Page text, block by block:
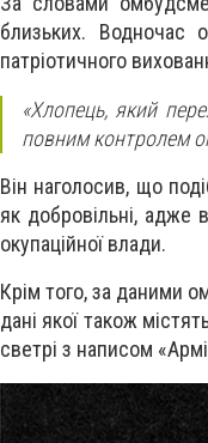
близьких. Водночас
патріотичного
«Хлопець, який
повним контролем
Він наголосив, що
як добровільні, адже
окупаційної влади.
Крім того, за даними
дані якої також
светрі з написом